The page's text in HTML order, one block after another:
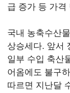
급 증가 등 가격
국내 농축수산
상승세다. 앞서
일부 수입 축산
어옴에도 불구
따르면 지난달